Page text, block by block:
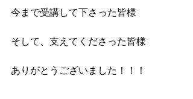
今まで受講して下さった皆様
そして、支えてくださった皆様
ありがとうございました！！！